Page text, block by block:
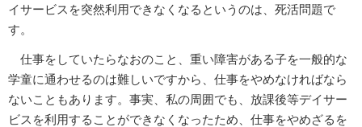
イサービスを突然利用できなくなるというのは、死活問題で
す。
仕事をしていたらなおのこと、重い障害がある子を一般的な
学童に通わせるのは難しいですから、仕事をやめなければなら
ないこともあります。事実、私の周囲でも、放課後等デイサー
ビスを利用することができなくなったため、仕事をやめざるを